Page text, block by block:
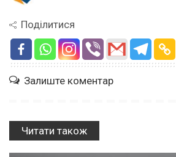
Поділитися
Залиште коментар
Читати також